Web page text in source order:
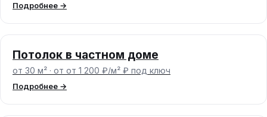
Подробнее →
Потолок в частном доме
от 30 м² · от от 1 200 ₽/м² ₽ под ключ
Подробнее →